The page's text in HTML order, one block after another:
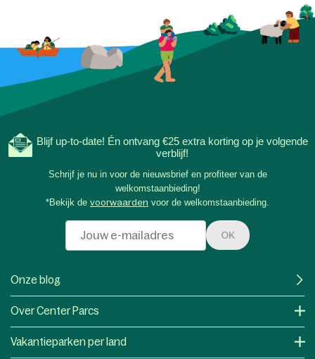
Blijf up-to-date! Én ontvang €25 extra korting op je volgende
verblijf!
Schrijf je nu in voor de nieuwsbrief en profiteer van de
welkomstaanbieding!
*Bekijk de voorwaarden voor de welkomstaanbieding.
OK
Onze blog
Over Center Parcs
Vakantieparken per land